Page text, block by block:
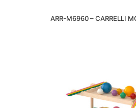
ARR-M6960 – CARRELLI